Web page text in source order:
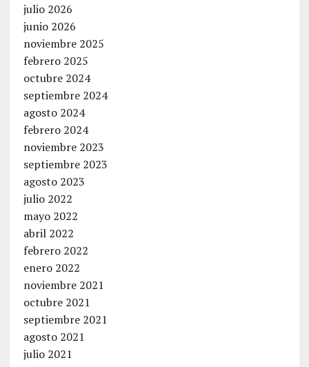
julio 2026
junio 2026
noviembre 2025
febrero 2025
octubre 2024
septiembre 2024
agosto 2024
febrero 2024
noviembre 2023
septiembre 2023
agosto 2023
julio 2022
mayo 2022
abril 2022
febrero 2022
enero 2022
noviembre 2021
octubre 2021
septiembre 2021
agosto 2021
julio 2021